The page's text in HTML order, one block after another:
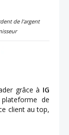
de l'argent
grâce à IG
de
client au top,